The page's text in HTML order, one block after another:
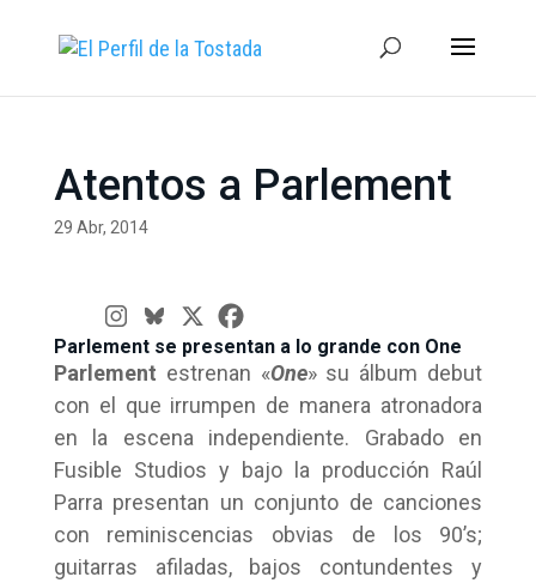
Atentos a Parlement
29 Abr, 2014
Parlement se presentan a lo grande con One
Parlement estrenan «One» su álbum debut
con el que irrumpen de manera atronadora
en la escena independiente. Grabado en
Fusible Studios y bajo la producción Raúl
Parra presentan un conjunto de canciones
con reminiscencias obvias de los 90’s;
guitarras afiladas, bajos contundentes y